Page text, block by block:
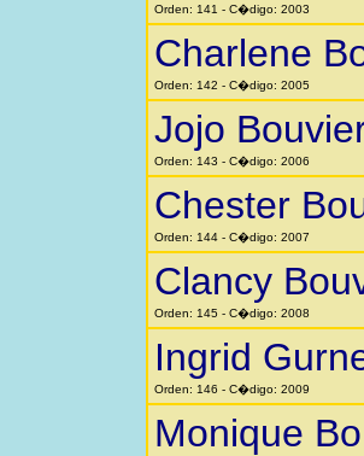
Orden: 141 - C�digo: 2003
Charlene
Orden: 142 - C�digo: 2005
Jojo
Orden: 143 - C�digo: 2006
Chester
Orden: 144 - C�digo: 2007
Clancy
Orden: 145 - C�digo: 2008
Ingrid
Orden: 146 - C�digo: 2009
Monique